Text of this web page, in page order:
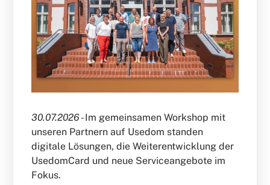
30.07.2026 -Im gemeinsamen Workshop mit
unseren Partnern auf Usedom standen
digitale Lösungen, die Weiterentwicklung der
UsedomCard und neue Serviceangebote im
Fokus.